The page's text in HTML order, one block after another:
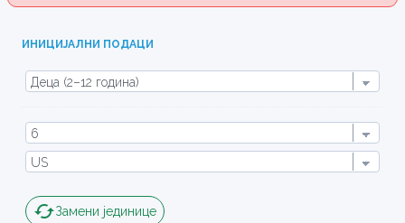
ИНИЦИЈАЛНИ ПОДАЦИ
cachedЗамени јединице